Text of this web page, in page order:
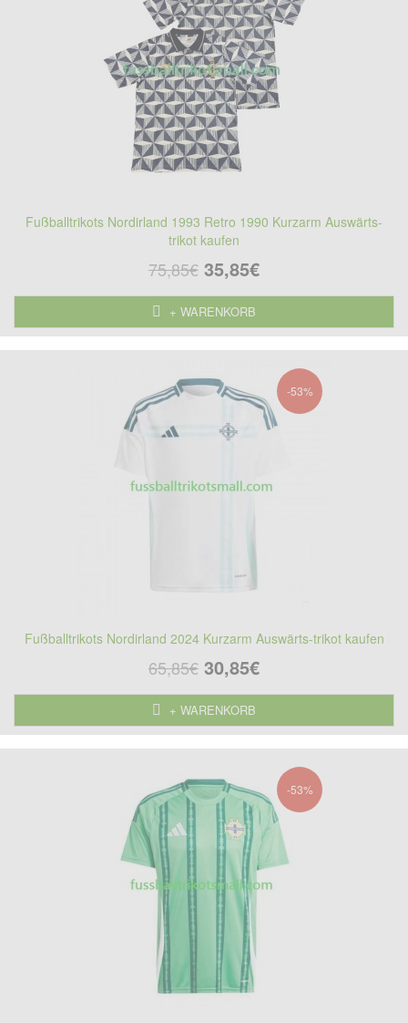
Fußballtrikots Nordirland 1993 Retro 1990 Kurzarm Auswärts-
trikot kaufen
75,85€ 35,85€
+ WARENKORB
-53%
Fußballtrikots Nordirland 2024 Kurzarm Auswärts-trikot kaufen
65,85€ 30,85€
+ WARENKORB
-53%